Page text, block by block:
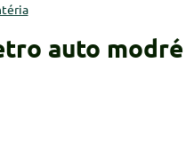
auto modré